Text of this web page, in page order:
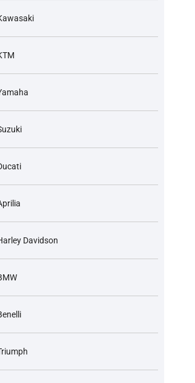
Ty 30 Hàng chính hãng Suzuki số lượng
Davidson